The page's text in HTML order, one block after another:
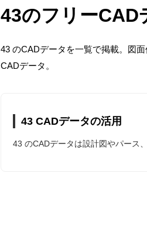
43のフリーCAD
43 のCADデータを一覧で掲載。図
CADデータ。
43 CADデータの活用
43 のCADデータは設計図やパース